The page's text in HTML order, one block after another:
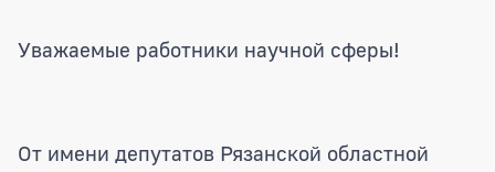
Поздравление Председателя
Уважаемые работники научной сферы!
От имени депутатов Рязанской областной